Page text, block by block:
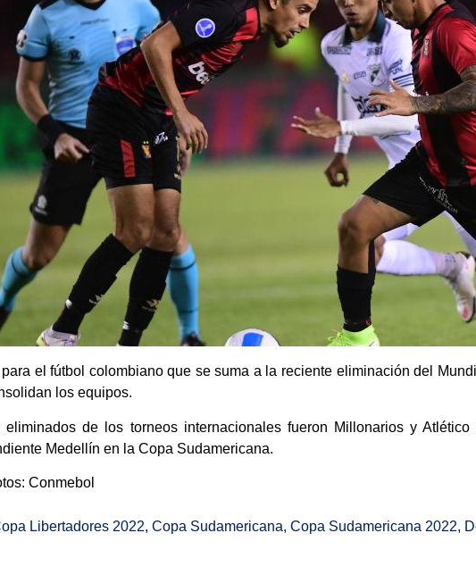
el fútbol colombiano que se suma a la reciente eliminación del
los equipos.
eliminados de los torneos internacionales fueron Millonarios y
Medellín en la Copa Sudamericana.
Conmebol
Libertadores 2022, Copa Sudamericana, Copa Sudamericana 2022,